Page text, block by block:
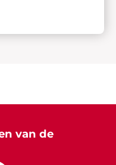
van de